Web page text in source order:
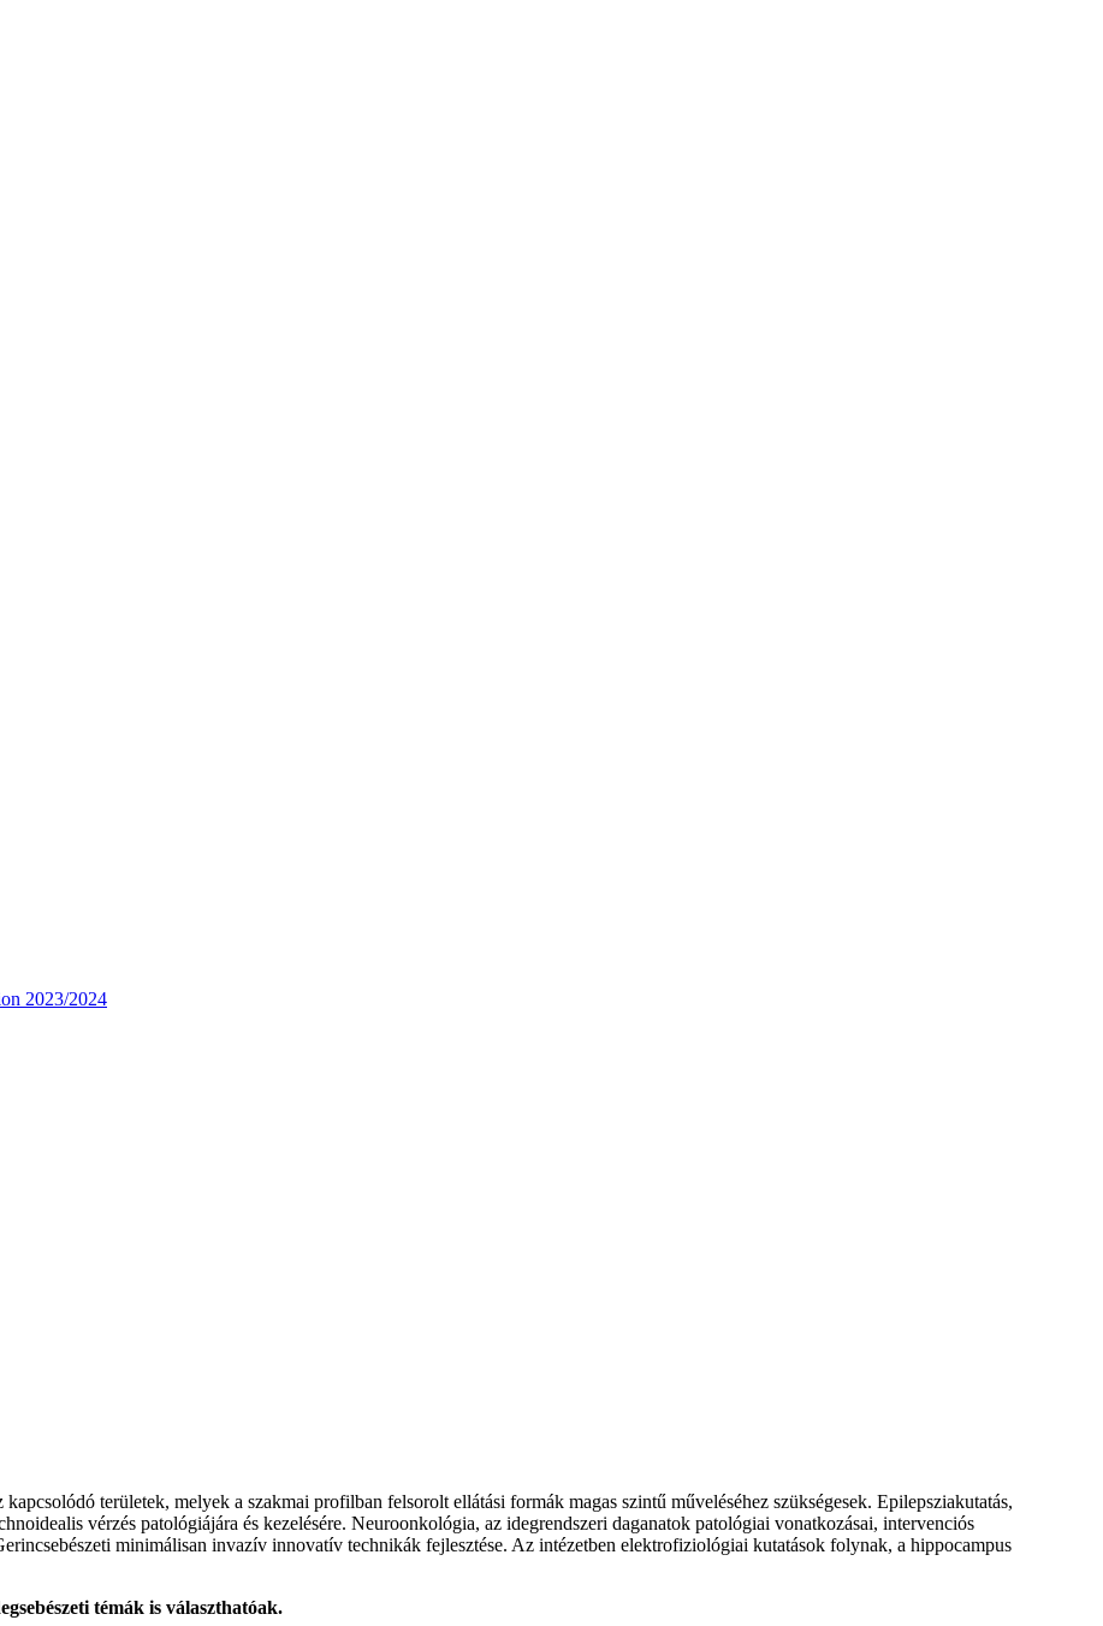
2023/2024
területek, melyek a szakmai profilban felsorolt ellátási formák magas szintű műveléséhez szükségesek. Epilepsziakutatás,
vérzés patológiájára és kezelésére. Neuroonkológia, az idegrendszeri daganatok patológiai vonatkozásai, intervenciós
minimálisan invazív innovatív technikák fejlesztése. Az intézetben elektrofiziológiai kutatások folynak, a hippocampus
témák is választhatóak.